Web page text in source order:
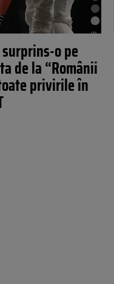
o pe
de la “Românii
privirile în